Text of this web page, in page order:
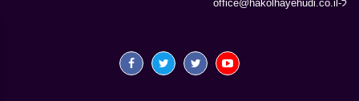
ל- office@hakolhayehudi.co.il